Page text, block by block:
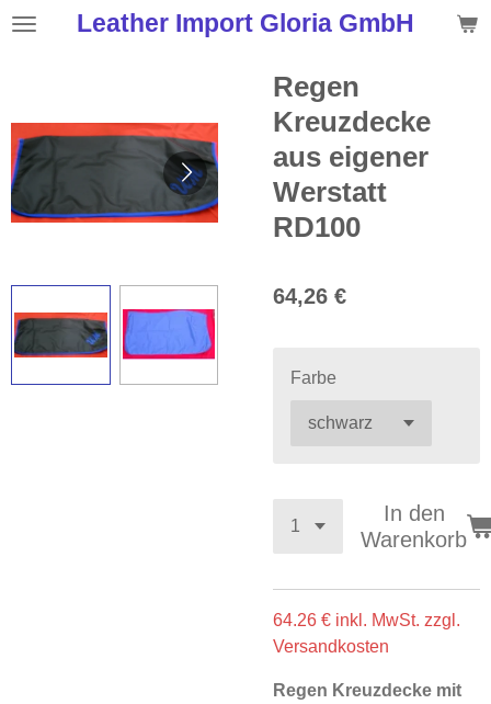
Zum
Leather Import Gloria GmbH
Regen
Kreuzdecke
aus eigener
Werstatt
RD100
64,26 €
Farbe
In den
Warenkorb
64.26 € inkl. MwSt. zzgl.
Versandkosten
Regen Kreuzdecke mit